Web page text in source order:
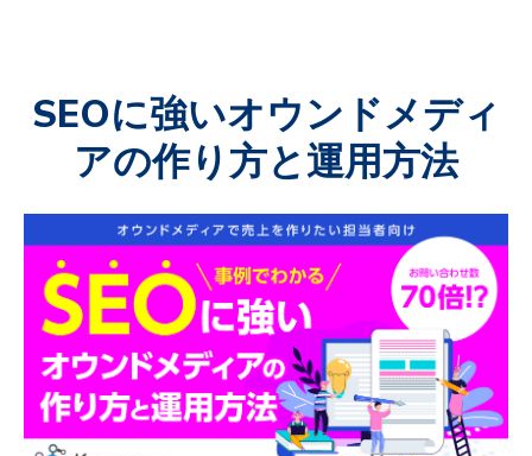
SEOに強いオウンドメディ
アの作り方と運用方法